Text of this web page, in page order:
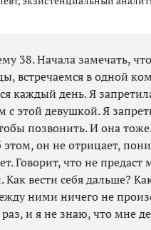
38. Начала замечать,
встречаемся в одной
каждый день. Я
этой девушкой. Я
позвонить. И она
он не отрицает,
Говорит, что не предаст
вести себя дальше?
ними ничего не
и я не знаю, что мне